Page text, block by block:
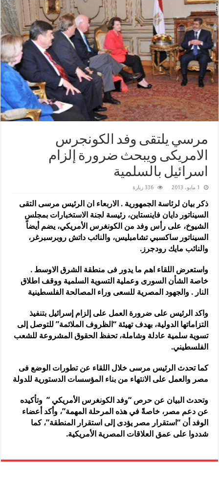
مرسي يلتقى وفد الكونجرس
الامريكى ويبحث ضرورة إلزام
اسرائيل بالسلمية
1 مايو، 2013 336 زيارة
ذكر بيان لرئاسة الجمهورية . الاربعاء ان الرئيس مرسى التقى
السيناتور دايان فاينستاين، رئيسة لجنة الاستخبارات بمجلس
الشيوخ، على رأس وفد من الكونغرس الأمريكي، يضم أيضاً
السيناتور ساكسبي تشامبليس، والنائب داتش روبرسبرغر،
والنائب مايك رودجرز.
واستعرض اللقاء اهم ما يدور فى منطقة الشرق الاوسط .
خاصة الشأن السورى وعملية التسوية السلمية ووقف اطلاق
النار . والجهود المصرية للسعى وراء المصالحة الفلسطينية
واكد الرئيس على ضرورة العمل على إلزام إسرائيل بتنفيذ
التزاماتها الدولية، بهدف تهيئة “الظروف الملائمة” للتوصل إلى
تسوية سلمية عادلة وشاملة، تحفظ الحقوق المشروعة للشعب
الفلسطيني.
كما تحدث الرئيس مرسى خلال اللقاء عن تطورات الوضع فى
مصر والعمل على الانتهاء من بناء المؤسسات الدستورية للدولة
وتحدث البيان عن حرص “وفد الكونغرس الأمريكي ” وتأكيده
عن دعم مصر، خاصةً في هذه المرحلة المهمة”، وأكد أعضاء
الوفد أن “استقرار مصر يؤدى إلى استقرار المنطقة”، كما
شددوا على عمق العلاقات المصرية الأمريكية.